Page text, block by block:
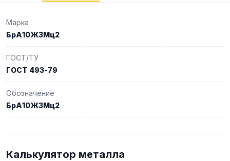
Марка
БрА10Ж3Мц2
ГОСТ/ТУ
ГОСТ 493-79
Обозначение
БрА10Ж3Мц2
Калькулятор металла